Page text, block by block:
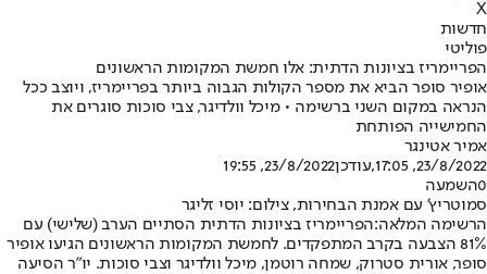
X
חדשות
פוליטי
הפריימריז בציונות הדתית: אלו חמשת המקומות הראשונים
אופיר סופר הביא את מספר הקולות הגבוה ביותר בפריימריז, ויוצב ככל
הנראה במקום השני ברשימה • מיכל וולדיגר, צבי סוכות סוגרים את
החמישייה הפותחת
אמיר אטינגר
23/8/2022, 17:05
,עודכן23/8/2022, 19:55
0השמעה
סמוטריץ' עם אמנת הבחירות, צילום: יוסי זליגר
הרשימה המלאה:הפריימריז בציונות הדתית הסתיים הערב (שלישי) עם
81% הצבעה בקרב המתפקדים. לחמשת המקומות הראשונים הגיעו אופיר
סופר, אורית סטרוק, שמחה רוטמן, מיכל וולדיגר וצבי סוכות. יו"ר הסיעה